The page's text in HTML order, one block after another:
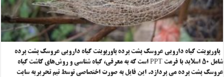
پاورپوینت گیاه دارویی عروسک پشت پرده پاورپوینت گیاه دارویی عروسک پشت پرده
شامل ۵۰ اسلاید با فرمت PPT است که به معرفی، گیاه شناسی و روش‌های کاشت گیاه
عروسک پشت پرده می پردازد. این فایل به صورت اختصاصی توسط تیم تحریریه سایت